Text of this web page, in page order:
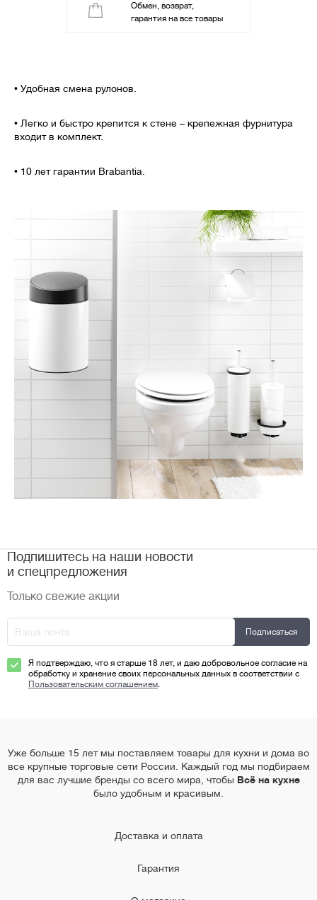
Обмен, возврат,
гарантия на все товары
• Удобная смена рулонов.
• Легко и быстро крепится к стене – крепежная фурнитура
входит в комплект.
• 10 лет гарантии Brabantia.
Подпишитесь на наши новости
и спецпредложения
Только свежие акции
Я подтверждаю, что я старше 18 лет, и даю добровольное согласие на
обработку и хранение своих персональных данных в соответствии с
Пользовательским соглашением.
Уже больше 15 лет мы поставляем товары для кухни и дома во
все крупные торговые сети России. Каждый год мы подбираем
для вас лучшие бренды со всего мира, чтобы Всё на кухне
было удобным и красивым.
Доставка и оплата
Гарантия